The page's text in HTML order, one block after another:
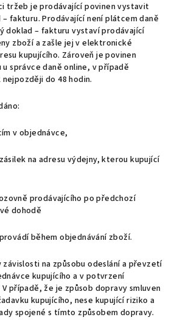
tržeb je prodávající povinen vystavit
fakturu. Prodávající není plátcem daně
doklad – fakturu vystaví prodávající
zboží a zašle jej v elektronické
kupujícího. Zároveň je povinen
správce daně online, v případě
do 48 hodin.
v objednávce,
na adresu výdejny, kterou kupující
prodávajícího po předchozí
dohodě
během objednávání zboží.
závislosti na způsobu odeslání a převzetí
kupujícího a v potvrzení
případě, že je způsob dopravy smluven
kupujícího, nese kupující riziko a
spojené s tímto způsobem dopravy.